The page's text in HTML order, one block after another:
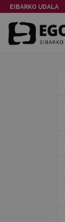
EIBARKO UDALA